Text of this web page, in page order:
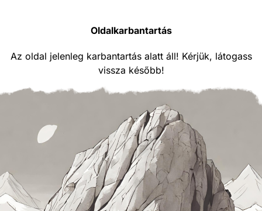
Oldalkarbantartás
Az oldal jelenleg karbantartás alatt áll! Kérjük, látogass
vissza később!